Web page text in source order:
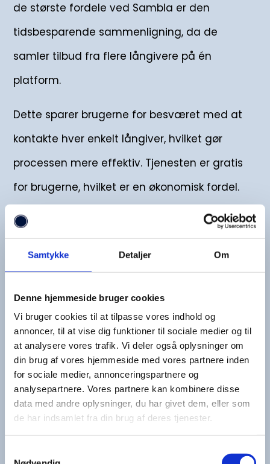
Samtykke Detaljer Om
Denne hjemmeside bruger cookies
Vi bruger cookies til at tilpasse vores indhold og
annoncer, til at vise dig funktioner til sociale medier og til
at analysere vores trafik. Vi deler også oplysninger om
din brug af vores hjemmeside med vores partnere inden
for sociale medier, annonceringspartnere og
analysepartnere. Vores partnere kan kombinere disse
data med andre oplysninger, du har givet dem, eller som
de har indsamlet fra din brug af deres tjenester.
de største fordele ved Sambla er den
tidsbesparende sammenligning, da de
samler tilbud fra flere långivere på én
platform.
Dette sparer brugerne for besværet med at
kontakte hver enkelt långiver, hvilket gør
processen mere effektiv. Tjenesten er gratis
for brugerne, hvilket er en økonomisk fordel.
Sambla stræber også efter at give
gennemsigtige oplysninger om lånevilkår og
omkostninger, hvilket hjælper brugerne med
Derudover får brugerne adgang til
skræddersyede tilbud, der er tilpasset deres
økonomiske situation, hvilket kan resultere i
bedre lånevilkår.
På den negative side er tilbuddene